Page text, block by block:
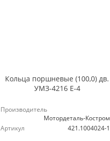
Кольца поршневые (100,0) дв.
УМЗ-4216 Е-4
Производитель
Мотордеталь-
Артикул
421.1004024-